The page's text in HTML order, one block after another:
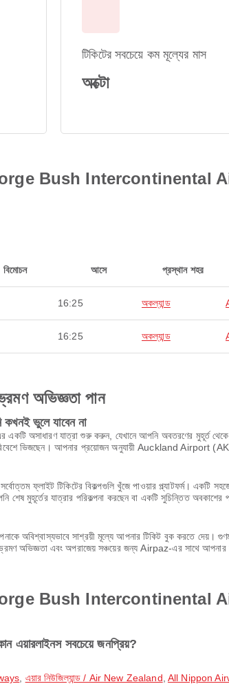
টিকিটের সবচেয়ে কম মূল্যের মাস
অক্টো
Bush Intercontinental
বিমোচন আসে প্রস্থান শহর
16:25 অকল্যান্ড
16:25 অকল্যান্ড
অভিজ্ঞতা পান
ভুলে যাবেন না
যাত্রা শুরু করুন, যেখানে আপনি অবতরণের মুহূর্ত থেকে শুরু
ভিজছেন। আপনার প্রয়োজন অনুযায়ী Auckland Airport
ফ্লাইট টিকিটের বিকল্পগুলি খুঁজে পাওয়ার প্ল্যাটফর্ম। একটি
মুহূর্তের যাত্রার পরিকল্পনা করছেন বা একটি সুচিন্তিত
অবিশ্বাস্যভাবে সাশ্রয়ী মূল্যে আপনার টিকিট বুক করতে
অভিজ্ঞতা এবং অপরাজেয় সঞ্চয়ের জন্য Airpaz-এর সাথে
Bush Intercontinental Airport
সবচেয়ে জনপ্রিয়?
এয়ার নিউজিল্যান্ড / Air New Zealand All Nippon